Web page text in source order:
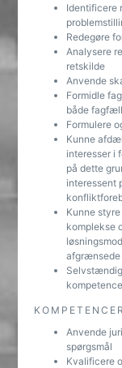
Identificere
Redegøre
Analysere
retskilde
Anvende
Formidle
både
Formulere
Kunne
interesser i
på dette
interessent
Kunne
komplekse
afgrænsede
KOMPETENCER
Anvende
spørgsmål
Kvalificere